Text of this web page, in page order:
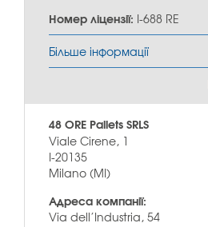
Номер ліцензії: I-688 RE
Більше інформації
48 ORE Pallets SRLS
Viale Cirene, 1
I-20135
Milano (MI)
Адреса компанії:
Via dell’Industria, 54